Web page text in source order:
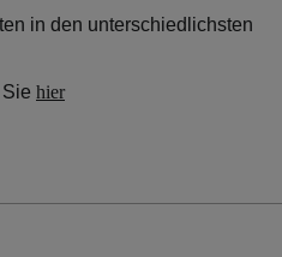
in den unterschiedlichsten
hier